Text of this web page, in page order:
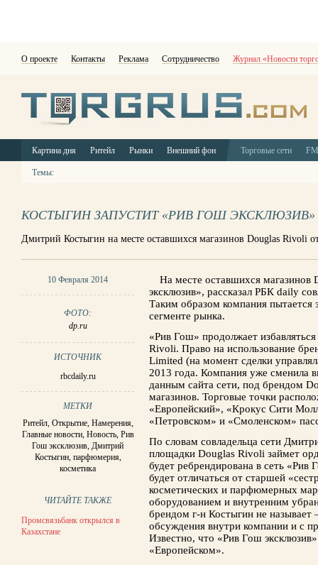
О проекте Контакты Реклама Сотрудничество Журнал «Новости
Картина дня Ритейл Рынки Внешний фон Торговые сети
Темы:
КОСТЫГИН ЗАПУСТИТ «РИВ ГОШ ЭКСКЛЮЗИВ»
Дмитрий Костыгин на месте оставшихся магазинов Douglas Rivoli
10 Февраля 2014
ФОТО:
dp.ru
ИСТОЧНИК
rbcdaily.ru
МЕТКИ
Ритейл, Открытие, Намерения,
Главные новости, Новость, Рив
Гош эксклюзив,Дмитрий
Костыгин, парфюмерия,
косметика
ЧИТАЙТЕ ТАКЖЕ
Промсвязьбанк открылся в
Казахстане
На месте оставшихся магазинов
эксклюзив», рассказал РБК daily
Таким образом компания пытается
сегменте рынка.
«Рив Гош» продолжает
Rivoli. Право на использование
Limited (на момент сделки
2013 года. Компания уже сменила
данным сайта сети, под брендом
магазинов. Торговые точки
«Европейский», «Крокус Сити
«Петровском» и «Смоленском»
По словам совладельца сети
площадки Douglas Rivoli займет
будет ребрендирована в сеть
будет отличаться от старшей
косметических и парфюмерных
оборудованием и внутренним
брендом г-н Костыгин не
обсуждения внутри компании и с
Известно, что «Рив Гош
«Европейском».